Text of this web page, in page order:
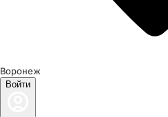
Воронеж
Войти